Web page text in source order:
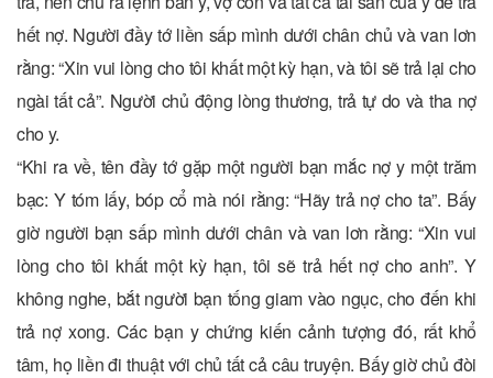
hết nợ. Người đầy tớ liền sấp mình dưới chân chủ và van lơn
rằng: “Xin vui lòng cho tôi khất một kỳ hạn, và tôi sẽ trả lại cho
ngài tất cả”. Người chủ động lòng thương, trả tự do và tha nợ
cho y.
“Khi ra về, tên đầy tớ gặp một người bạn mắc nợ y một trăm
bạc: Y tóm lấy, bóp cổ mà nói rằng: “Hãy trả nợ cho ta”. Bấy
giờ người bạn sấp mình dưới chân và van lơn rằng: “Xin vui
lòng cho tôi khất một kỳ hạn, tôi sẽ trả hết nợ cho anh”. Y
không nghe, bắt người bạn tống giam vào ngục, cho đến khi
trả nợ xong. Các bạn y chứng kiến cảnh tượng đó, rất khổ
tâm, họ liền đi thuật với chủ tất cả câu truyện. Bấy giờ chủ đòi